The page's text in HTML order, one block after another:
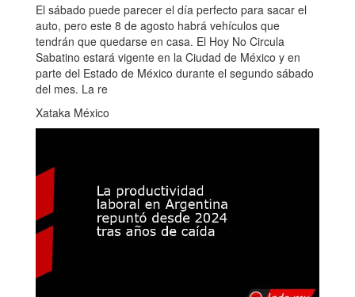
El sábado puede parecer el día perfecto para sacar el
auto, pero este 8 de agosto habrá vehículos que
tendrán que quedarse en casa. El Hoy No Circula
Sabatino estará vigente en la Ciudad de México y en
parte del Estado de México durante el segundo sábado
del mes. La re
Xataka México